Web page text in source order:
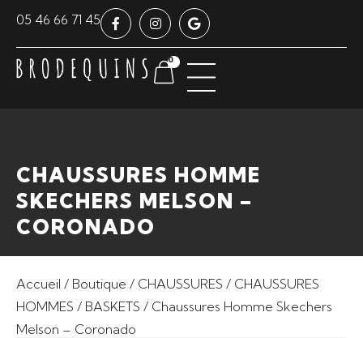
05 46 66 71 45
0
CHAUSSURES HOMME
SKECHERS MELSON –
CORONADO
Accueil / Boutique / CHAUSSURES / CHAUSSURES
HOMMES / BASKETS / Chaussures Homme Skechers
Melson – Coronado
Panneau de gestion des cookies